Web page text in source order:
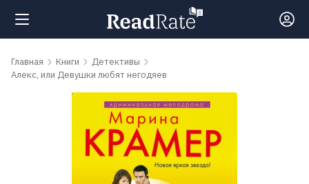
Поиск
Главная Книги
Детективы
Алекс, или Девушки любят негодяев